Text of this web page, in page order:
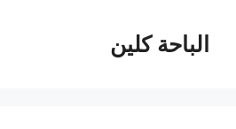
المحتوىالباحة كلين